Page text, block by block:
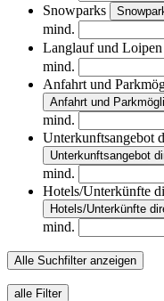
Snowparks
mind.
Langlauf und Loipen
mind.
Anfahrt und
Anfahrt und
mind.
Unterkunftsangebot
Unterkunftsangebot
mind.
Hotels/Unterkünfte
Hotels/Unterkünfte
mind.
Alle Suchfilter anzeigen
alle Filter